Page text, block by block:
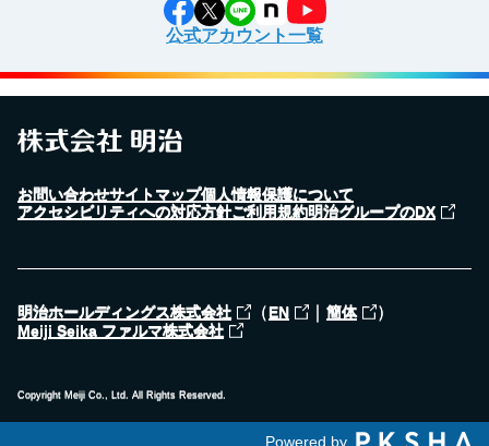
公式アカウント一覧
お問い合わせサイトマップ個人情報保護について
アクセシビリティへの対応方針ご利用規約明治グループのDX
明治ホールディングス株式会社 （EN ｜ 簡体 ）
Meiji Seika ファルマ株式会社
Copyright Meiji Co., Ltd. All Rights Reserved.
Powered by